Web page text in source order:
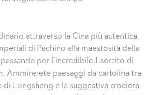
attraverso la Cina più autentica,
di Pechino alla maestosità della
per l’incredibile Esercito di
Ammirerete paesaggi da cartolina tra
di Longsheng e la suggestiva crociera